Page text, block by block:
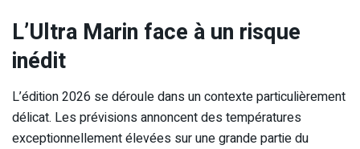
L’Ultra Marin face à un risque
inédit
L’édition 2026 se déroule dans un contexte particulièrement
délicat. Les prévisions annoncent des températures
exceptionnellement élevées sur une grande partie du